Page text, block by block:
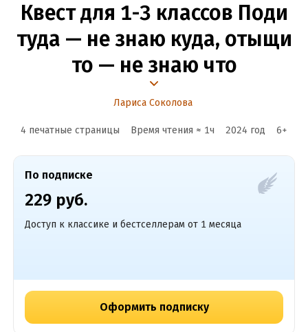
Квест для 1-3 классов Поди
туда — не знаю куда, отыщи
то — не знаю что
Лариса Соколова
4 печатные страницы Время чтения ≈ 1ч 2024 год 6+
По подписке
229 руб.
Доступ к классике и бестселлерам от 1 месяца
Оформить подписку